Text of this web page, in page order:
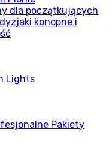
dla początkujących
konopne i
Lights
Pakiety